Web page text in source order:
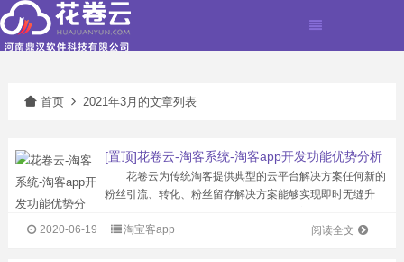
首页 2021年3月的文章列表
[置顶]花卷云-淘客系统-淘客app开发功能优势分析
花卷云为传统淘客提供典型的云平台解决方案任何新的
粉丝引流、转化、粉丝留存解决方案能够实现即时无缝升
家，注册粉丝2000万。淘客APP产品市场占有率超50%，
累计为站长创造佣金超2亿...
阅读全文
2020-06-19 淘宝客app